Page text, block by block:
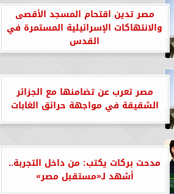
مصر تدين اقتحام المسجد الأقصى
والانتهاكات الإسرائيلية المستمرة في
القدس
مصر تعرب عن تضامنها مع الجزائر
الشقيقة في مواجهة حرائق الغابات
مدحت بركات يكتب: من داخل التجربة..
أشهد لـ«مستقبل مصر»